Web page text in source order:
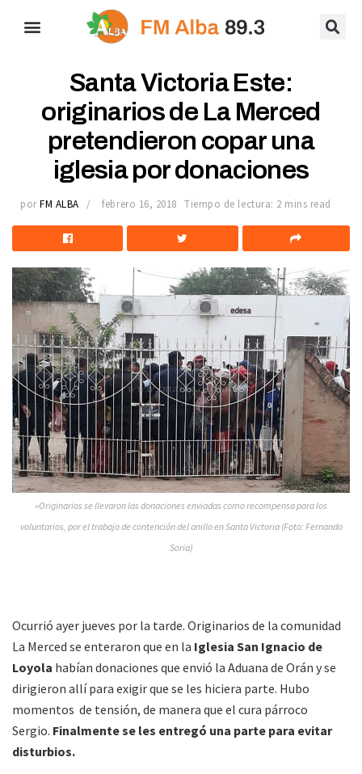
Santa Victoria Este:
originarios de La Merced
pretendieron copar una
iglesia por donaciones
por FM ALBA febrero 16, 2018 Tiempo de lectura: 2 mins read
»Originarios se llevaron las donaciones enviadas como recompensa para los
voluntarios, por el trabajo de contención del anillo en Santa Victoria (Foto: Fernando
Soria)
Ocurrió ayer jueves por la tarde. Originarios de la comunidad
La Merced se enteraron que en la Iglesia San Ignacio de
Loyola habían donaciones que envió la Aduana de Orán y se
dirigieron allí para exigir que se les hiciera parte. Hubo
momentos de tensión, de manera que el cura párroco
Sergio. Finalmente se les entregó una parte para evitar
disturbios.